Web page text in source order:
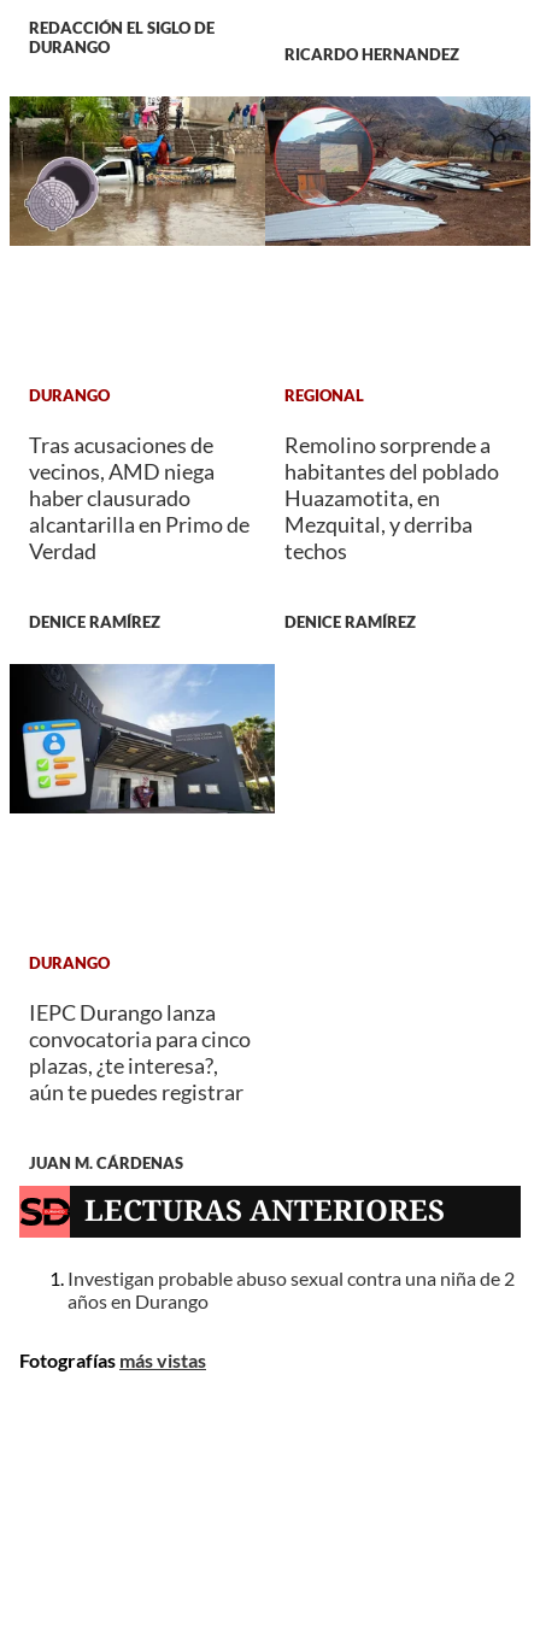
REDACCIÓN EL SIGLO DE
DURANGO
RICARDO HERNANDEZ
DURANGO
Tras acusaciones de
vecinos, AMD niega
haber clausurado
alcantarilla en Primo de
Verdad
DENICE RAMÍREZ
REGIONAL
Remolino sorprende a
habitantes del poblado
Huazamotita, en
Mezquital, y derriba
techos
DENICE RAMÍREZ
DURANGO
IEPC Durango lanza
convocatoria para cinco
plazas, ¿te interesa?,
aún te puedes registrar
JUAN M. CÁRDENAS
LECTURAS ANTERIORES
Investigan probable abuso sexual contra una niña de 2
años en Durango
Fotografías más vistas